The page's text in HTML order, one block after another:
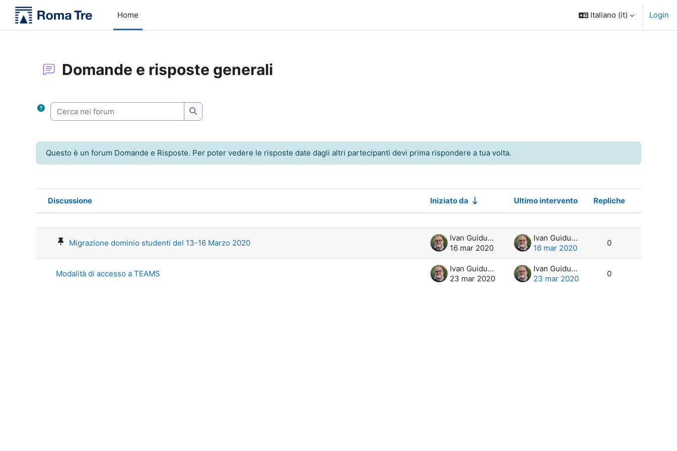
Vai al contenuto principale
Home
Italiano ‎(it)‎ Login
Domande e risposte generali
Cerca nei forum
Cerca nei forum
Questo è un forum Domande e Risposte. Per poter vedere le risposte date dagli altri partecipanti devi prima rispondere a tua volta.
Stato
Discussione Iniziato da Ultimo intervento
Repliche
Azioni
Migrazione dominio studenti del 13-16 Marzo 2020
Ivan Guiducci
16 mar 2020
Ivan Guiducci
16 mar 2020
0
Modalità di accesso a TEAMS
Ivan Guiducci
23 mar 2020
Ivan Guiducci
23 mar 2020
0